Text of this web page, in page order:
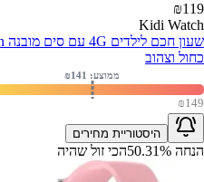
₪119
Kidi Watch
כחול וצהוב
₪149
ממוצע: ₪ 141
היסטוריית מחירים
הנחה 50.31% הכי זול שהיה